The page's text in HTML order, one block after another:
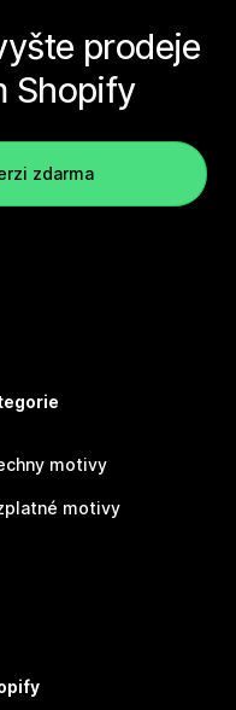
prodeje
Shopify
zdarma
motivy
motivy